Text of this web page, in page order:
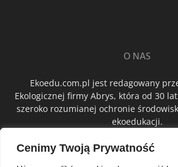
Cenimy Twoją Prywatność
O NAS
Ekoedu.com.pl jest redagowany
Ekologicznej firmy Abrys, która od 30
szeroko rozumianej ochronie
ekoedukacji.